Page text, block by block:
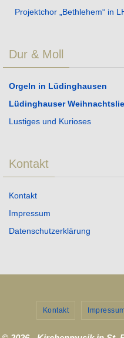
Projektchor „Bethlehem“ in
Dur & Moll
Orgeln in Lüdinghausen
Lüdinghauser
Lustiges und Kurioses
Kontakt
Kontakt
Impressum
Datenschutzerklärung
Kontakt